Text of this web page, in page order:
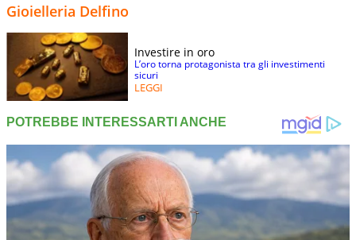
Gioielleria Delfino
Investire in oro
L’oro torna protagonista tra gli investimenti
sicuri
LEGGI